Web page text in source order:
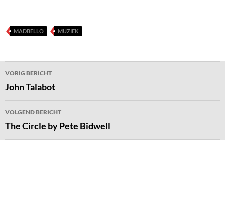
MADBELLO MUZIEK
Bericht
navigatie
VORIG BERICHT
John Talabot
VOLGEND BERICHT
The Circle by Pete Bidwell